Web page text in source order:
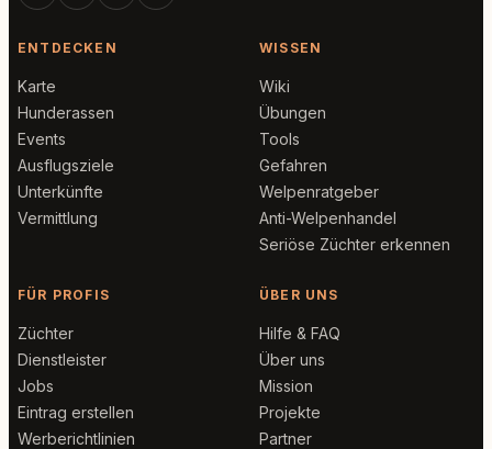
ENTDECKEN
Karte
Hunderassen
Events
Ausflugsziele
Unterkünfte
Vermittlung
WISSEN
Wiki
Übungen
Tools
Gefahren
Welpenratgeber
Anti-Welpenhandel
Seriöse Züchter erkennen
FÜR PROFIS
Züchter
Dienstleister
Jobs
Eintrag erstellen
Werberichtlinien
ÜBER UNS
Hilfe & FAQ
Über uns
Mission
Projekte
Partner